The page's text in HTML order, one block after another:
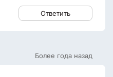
Ответить
Более года назад